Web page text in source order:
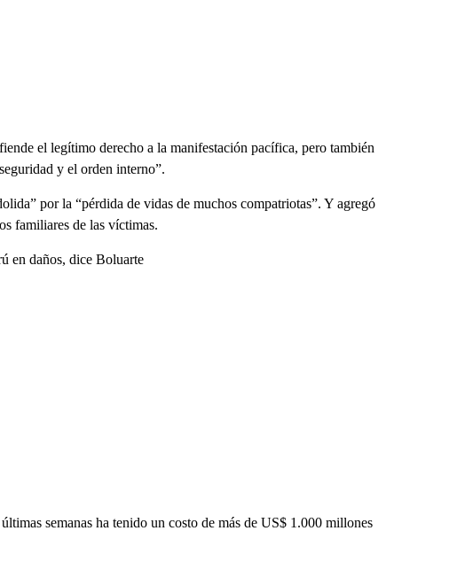
el legítimo derecho a la manifestación pacífica, pero también
y el orden interno”.
por la “pérdida de vidas de muchos compatriotas”. Y agregó
familiares de las víctimas.
en daños, dice Boluarte
semanas ha tenido un costo de más de US$ 1.000 millones